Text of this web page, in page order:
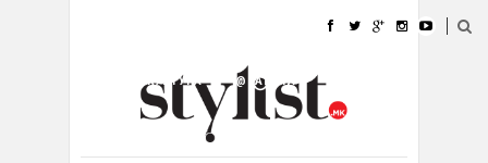
УБАВИНА
КУЛТУРА @РАБОТА
ИЗЛОГ